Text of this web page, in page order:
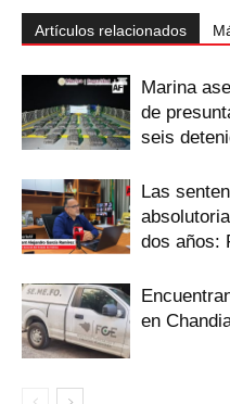
Artículos relacionados
Marina
de
seis
Las
dos años:
en